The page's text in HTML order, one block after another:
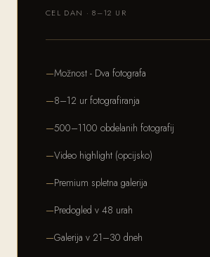
CEL DAN · 8–12 UR
Možnost - Dva fotografa
8–12 ur fotografiranja
500–1100 obdelanih fotografij
Video highlight (opcijsko)
Premium spletna galerija
Predogled v 48 urah
Galerija v 21–30 dneh